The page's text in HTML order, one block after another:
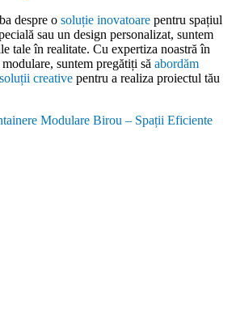
despre o soluție inovatoare pentru spațiul
sau un design personalizat, suntem
tale în realitate. Cu expertiza noastră în
suntem pregătiți să abordăm
soluții creative pentru a realiza proiectul tău
Modulare Birou – Spații Eficiente